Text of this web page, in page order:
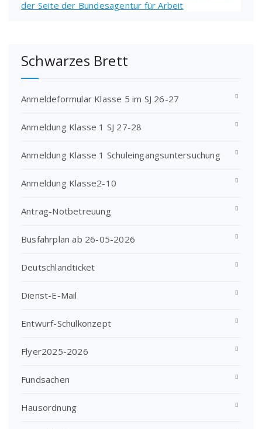
Schwarzes Brett
Anmeldeformular Klasse 5 im SJ 26-27
Anmeldung Klasse 1 SJ 27-28
Anmeldung Klasse 1 Schuleingangsuntersuchung
Anmeldung Klasse2-10
Antrag-Notbetreuung
Busfahrplan ab 26-05-2026
Deutschlandticket
Dienst-E-Mail
Entwurf-Schulkonzept
Flyer2025-2026
Fundsachen
Hausordnung